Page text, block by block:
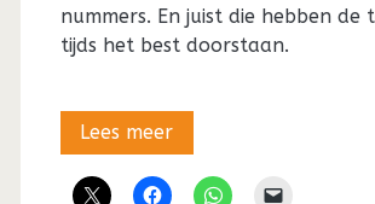
nummers. En juist die hebben de
tijds het best doorstaan.
Lees meerUit